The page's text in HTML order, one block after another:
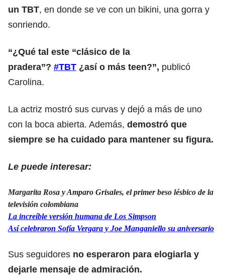
un TBT, en donde se ve con un bikini, una gorra y
sonriendo.
“¿Qué tal este “clásico de la
pradera”? #TBT ¿así o más teen?”, publicó
Carolina.
La actriz mostró sus curvas y dejó a más de uno
con la boca abierta. Además, demostró que
siempre se ha cuidado para mantener su figura.
Le puede interesar:
Margarita Rosa y Amparo Grisales, el primer beso lésbico de la
televisión colombiana
La increíble versión humana de Los Simpson
Así celebraron Sofía Vergara y Joe Manganiello su aniversario
Sus seguidores no esperaron para elogiarla y
dejarle mensaje de admiración.